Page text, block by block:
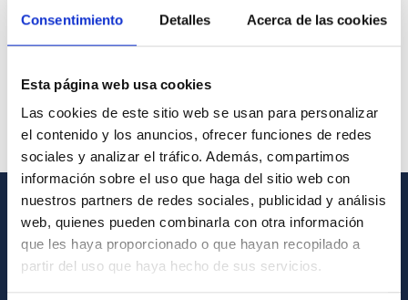
Consentimiento Detalles Acerca de las cookies
Esta página web usa cookies
Las cookies de este sitio web se usan para personalizar
el contenido y los anuncios, ofrecer funciones de redes
sociales y analizar el tráfico. Además, compartimos
información sobre el uso que haga del sitio web con
nuestros partners de redes sociales, publicidad y análisis
web, quienes pueden combinarla con otra información
que les haya proporcionado o que hayan recopilado a
partir del uso que haya hecho de sus servicios.
GENERAL INFORMATION
Contact
How to get to the IAC